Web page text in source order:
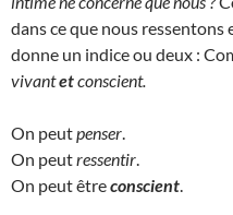
dans ce que nous ressentons
donne un indice ou deux :
vivantetconscient.
On peutpenser
On peutressentir
On peut êtreconscient